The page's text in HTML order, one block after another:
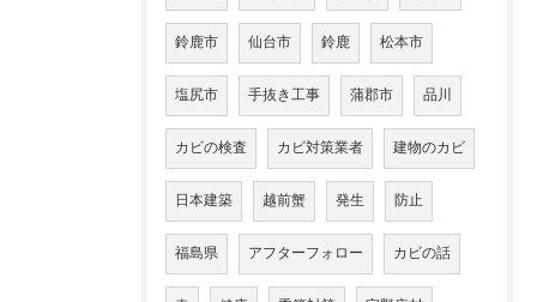
鈴鹿市 仙台市 鈴鹿 松本市
塩尻市 手抜き工事 蒲郡市 品川
カビの検査 カビ対策業者 建物のカビ
日本建築 越前蟹 発生 防止
福島県 アフターフォロー カビの話